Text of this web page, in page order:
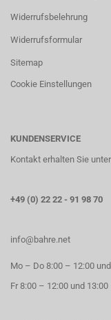
Widerrufsbelehrung
Widerrufsformular
Sitemap
Cookie Einstellungen
KUNDENSERVICE
Kontakt erhalten Sie unter
+49 (0) 22 22 - 91 98 70
info@bahre.net
Mo – Do 8:00 – 12:00
Fr 8:00 – 12:00 und